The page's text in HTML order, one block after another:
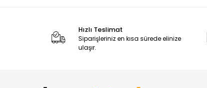
Hızlı Teslimat
Siparişleriniz en kısa sürede elinize
ulaşır.